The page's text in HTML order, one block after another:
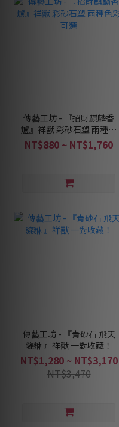
傳藝工坊 - 『招財麒麟香
爐』祥獸 彩砂石塑 兩種色
彩可選
NT$880 ~ NT$1,760
傳藝工坊 - 『青砂石 飛天
貔貅 』祥獸 一對收藏！
NT$1,280 ~ NT$3,170
NT$3,470